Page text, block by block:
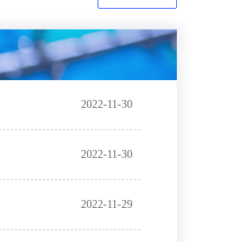
2022-11-30
2022-11-30
2022-11-29